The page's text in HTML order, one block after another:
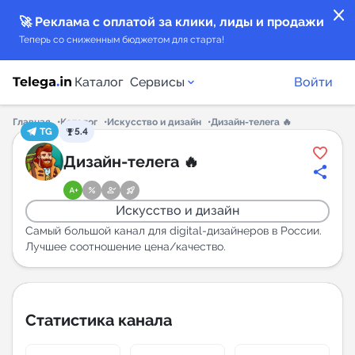
close
🚀 Реклама с оплатой за клики, лиды и продажи
Теперь со сниженным бюджетом для старта!
Каталог Сервисы
Каталог каналов
Каталог ботов
Горящие предложения
Индекс читаемости каналов в Telegram
Аналитика MAX каналов
Войти
Главная Каталог Искусство и дизайн
Дизайн-телега 🔥
TG
5.4
Дизайн-телега 🔥
Искусство и дизайн
Самый большой канал для digital-дизайнеров в России.
Лучшее соотношение цена/качество.
Статистика канала